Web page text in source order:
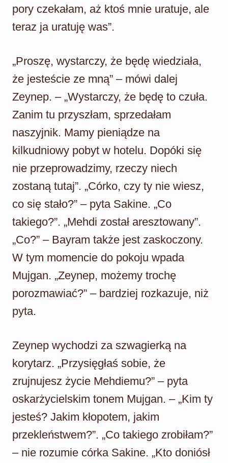
pory czekałam, aż ktoś mnie uratuje, ale
teraz ja uratuję was”.
„Proszę, wystarczy, że będę wiedziała,
że jesteście ze mną” – mówi dalej
Zeynep. – „Wystarczy, że będę to czuła.
Zanim tu przyszłam, sprzedałam
naszyjnik. Mamy pieniądze na
kilkudniowy pobyt w hotelu. Dopóki się
nie przeprowadzimy, rzeczy niech
zostaną tutaj”. „Córko, czy ty nie wiesz,
co się stało?” – pyta Sakine. „Co
takiego?”. „Mehdi został aresztowany”.
„Co?” – Bayram także jest zaskoczony.
W tym momencie do pokoju wpada
Mujgan. „Zeynep, możemy trochę
porozmawiać?” – bardziej rozkazuje, niż
pyta.
Zeynep wychodzi za szwagierką na
korytarz. „Przysięgłaś sobie, że
zrujnujesz życie Mehdiemu?” – pyta
oskarżycielskim tonem Mujgan. – „Kim ty
jesteś? Jakim kłopotem, jakim
przekleństwem?”. „Co takiego zrobiłam?”
– nie rozumie córka Sakine. „Kto doniósł